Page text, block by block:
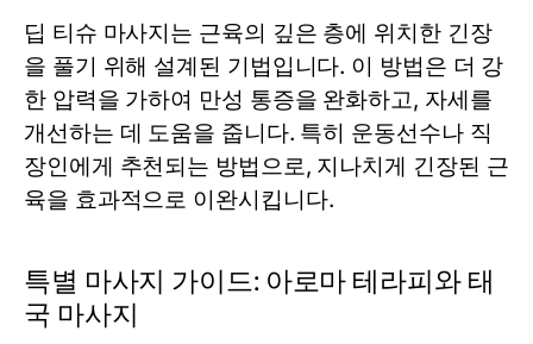
딥 티슈 마사지는 근육의 깊은 층에 위치한 긴장
을 풀기 위해 설계된 기법입니다. 이 방법은 더 강
한 압력을 가하여 만성 통증을 완화하고, 자세를
개선하는 데 도움을 줍니다. 특히 운동선수나 직
장인에게 추천되는 방법으로, 지나치게 긴장된 근
육을 효과적으로 이완시킵니다.
특별 마사지 가이드: 아로마 테라피와 태
국 마사지